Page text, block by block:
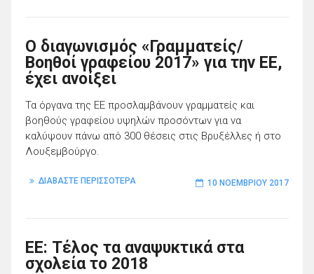
Ο διαγωνισμός «Γραμματείς/
Βοηθοί γραφείου 2017» για την ΕΕ,
έχει ανοίξει
Τα όργανα της ΕΕ προσλαμβάνουν γραμματείς και
βοηθούς γραφείου υψηλών προσόντων για να
καλύψουν πάνω από 300 θέσεις στις Βρυξέλλες ή στο
Λουξεμβούργο.
ΔΙΑΒΑΣΤΕ ΠΕΡΙΣΣΟΤΕΡΑ 10 ΝΟΕΜΒΡΊΟΥ 2017
ΕΕ: Τέλος τα αναψυκτικά στα
σχολεία το 2018